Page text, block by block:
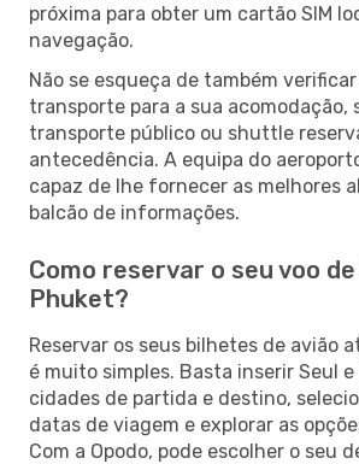
próxima para obter um cartão SIM
navegação.
Não se esqueça de também
transporte para a sua acomodação,
transporte público ou shuttle
antecedência. A equipa do
capaz de lhe fornecer as melhores
balcão de informações.
Como reservar o seu voo
Phuket?
Reservar os seus bilhetes de avião
é muito simples. Basta inserir Seul
cidades de partida e destino,
datas de viagem e explorar as
Com a Opodo, pode escolher o seu